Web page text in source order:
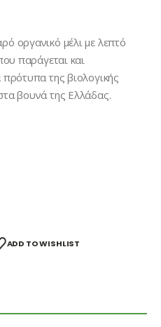
οργανικό μέλι με λεπτό
παράγεται και
της βιολογικής
βουνά της Ελλάδας.
ADD TO WISHLIST